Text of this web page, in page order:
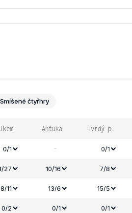
Smíšené čtyřhry
Antuka Tvrdý p.
0/1 - 0/1
27 10/16 7/8
11 13/6 15/5
0/2 0/1 0/1